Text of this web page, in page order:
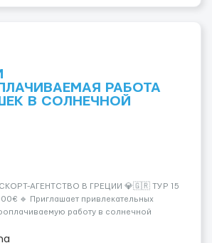
РАБОТА
В СОЛНЕЧНОЙ
АГЕНТСТВО В ГРЕЦИИ 💎🇬🇷 ТУР 15
🔹 Приглашает привлекательных
работу в солнечной
это предложение для тебя! 🔹